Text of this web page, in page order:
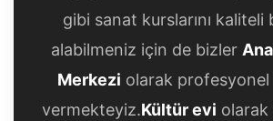
gibi sanat kurslarını kaliteli
alabilmeniz için de bizler
Merkezi olarak
vermekteyiz. Kültür evi olarak